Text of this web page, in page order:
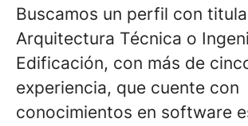
Buscamos un perfil con
Arquitectura Técnica o
Edificación, con más de
experiencia, que cuente con
conocimientos en software